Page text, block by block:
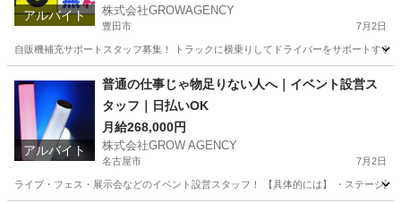
アルバイト 株式会社GROWAGENCY
豊田市 7月2日
自販機補充サポートスタッフ募集！ トラックに横乗りしてドライバーをサポートす
配送 スタッフ
アルバイト
普通の仕事じゃ物足りない人へ｜イベント設営ス
タッフ｜日払いOK
月給268,000円
株式会社GROW AGENCY
名古屋市 7月2日
ライブ・フェス・展示会などのイベント設営スタッフ！ 【具体的には】 ・ステージ